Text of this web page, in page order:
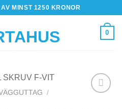
MINST 1250 KRONOR
0
/